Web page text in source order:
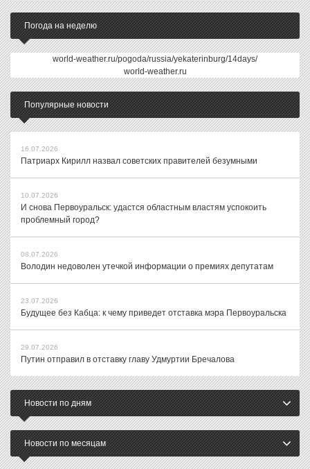
Погода на неделю
world-weather.ru/pogoda/russia/yekaterinburg/14days/
world-weather.ru
Популярные новости
16.07.2026
Патриарх Кирилл назвал советских правителей безумными
10.07.2026
И снова Первоуральск: удастся областным властям успокоить
проблемный город?
08.07.2026
Володин недоволен утечкой информации о премиях депутатам
23.07.2026
Будущее без Кабца: к чему приведет отставка мэра Первоуральска
29.07.2026
Путин отправил в отставку главу Удмуртии Бречалова
Новости по дням
Новости по месяцам